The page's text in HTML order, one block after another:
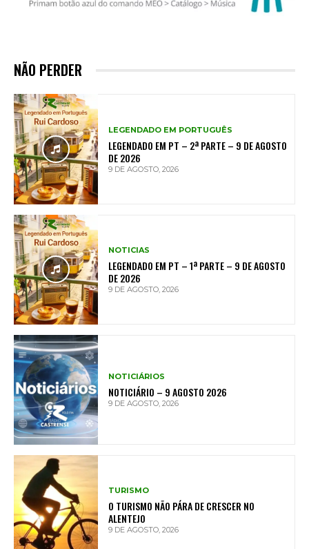
NÃO PERDER
LEGENDADO EM PORTUGUÊS
LEGENDADO EM PT – 2ª PARTE – 9 DE AGOSTO
DE 2026
9 DE AGOSTO, 2026
NOTICIAS
LEGENDADO EM PT – 1ª PARTE – 9 DE AGOSTO
DE 2026
9 DE AGOSTO, 2026
NOTICIÁRIOS
NOTICIÁRIO – 9 AGOSTO 2026
9 DE AGOSTO, 2026
TURISMO
O TURISMO NÃO PÁRA DE CRESCER NO
ALENTEJO
9 DE AGOSTO, 2026